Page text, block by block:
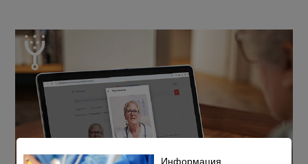
Информация,